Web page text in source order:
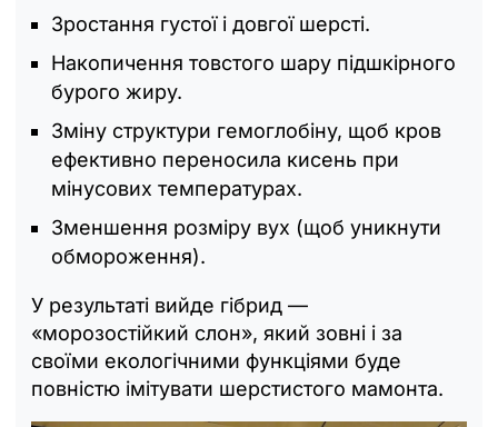
Зростання густої і довгої шерсті.
Накопичення товстого шару підшкірного
бурого жиру.
Зміну структури гемоглобіну, щоб кров
ефективно переносила кисень при
мінусових температурах.
Зменшення розміру вух (щоб уникнути
обмороження).
У результаті вийде гібрид —
«морозостійкий слон», який зовні і за
своїми екологічними функціями буде
повністю імітувати шерстистого мамонта.